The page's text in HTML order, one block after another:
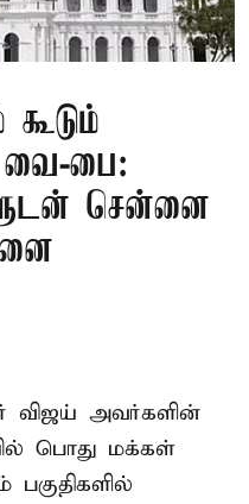
பை:
சென்னை
விஜய் அவர்களின்
பொது மக்கள்